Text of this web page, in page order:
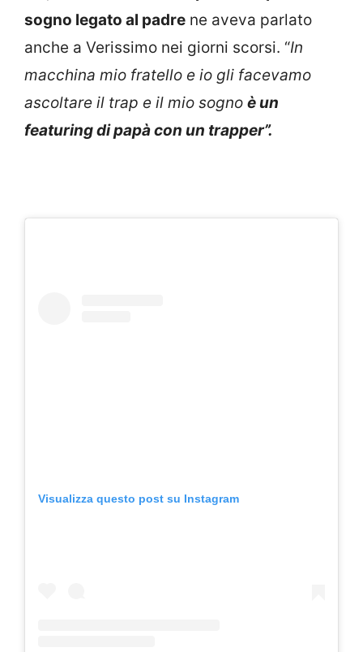
sogno legato al padre ne aveva parlato
anche a Verissimo nei giorni scorsi. “In
macchina mio fratello e io gli facevamo
ascoltare il trap e il mio sogno è un
featuring di papà con un trapper”.
Visualizza questo post su Instagram